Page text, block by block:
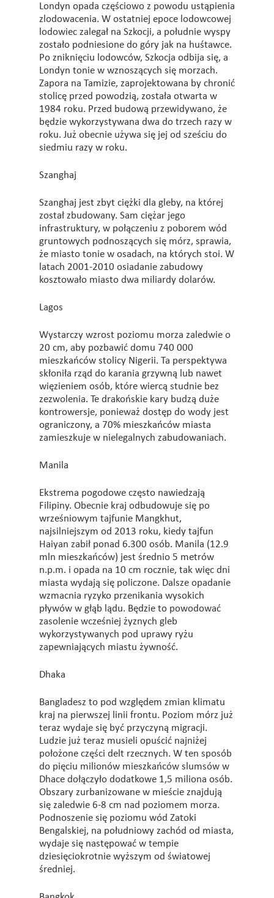
Londyn opada częściowo z powodu ustąpienia
zlodowacenia. W ostatniej epoce lodowcowej
lodowiec zalegał na Szkocji, a południe wyspy
zostało podniesione do góry jak na huśtawce.
Po zniknięciu lodowców, Szkocja odbija się, a
Londyn tonie w wznoszących się morzach.
Zapora na Tamizie, zaprojektowana by chronić
stolicę przed powodzią, została otwarta w
1984 roku. Przed budową przewidywano, że
będzie wykorzystywana dwa do trzech razy w
roku. Już obecnie używa się jej od sześciu do
siedmiu razy w roku.
Szanghaj
Szanghaj jest zbyt ciężki dla gleby, na której
został zbudowany. Sam ciężar jego
infrastruktury, w połączeniu z poborem wód
gruntowych podnoszących się mórz, sprawia,
że miasto tonie w osadach, na których stoi. W
latach 2001-2010 osiadanie zabudowy
kosztowało miasto dwa miliardy dolarów.
Lagos
Wystarczy wzrost poziomu morza zaledwie o
20 cm, aby pozbawić domu 740 000
mieszkańców stolicy Nigerii. Ta perspektywa
skłoniła rząd do karania grzywną lub nawet
więzieniem osób, które wiercą studnie bez
zezwolenia. Te drakońskie kary budzą duże
kontrowersje, ponieważ dostęp do wody jest
ograniczony, a 70% mieszkańców miasta
zamieszkuje w nielegalnych zabudowaniach.
Manila
Ekstrema pogodowe często nawiedzają
Filipiny. Obecnie kraj odbudowuje się po
wrześniowym tajfunie Mangkhut,
najsilniejszym od 2013 roku, kiedy tajfun
Haiyan zabił ponad 6.300 osób. Manila (12.9
mln mieszkańców) jest średnio 5 metrów
n.p.m. i opada na 10 cm rocznie, tak więc dni
miasta wydają się policzone. Dalsze opadanie
wzmacnia ryzyko przenikania wysokich
pływów w głąb lądu. Będzie to powodować
zasolenie wcześniej żyznych gleb
wykorzystywanych pod uprawy ryżu
zapewniających miastu żywność.
Dhaka
Bangladesz to pod względem zmian klimatu
kraj na pierwszej linii frontu. Poziom mórz już
teraz wydaje się być przyczyną migracji.
Ludzie już teraz musieli opuścić najniżej
położone części delt rzecznych. W ten sposób
do pięciu milionów mieszkańców slumsów w
Dhace dołączyło dodatkowe 1,5 miliona osób.
Obszary zurbanizowane w mieście znajdują
się zaledwie 6-8 cm nad poziomem morza.
Podnoszenie się poziomu wód Zatoki
Bengalskiej, na południowy zachód od miasta,
wydaje się następować w tempie
dziesięciokrotnie wyższym od światowej
średniej.